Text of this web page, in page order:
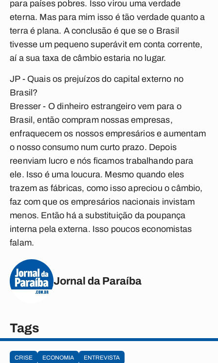
para países pobres. Isso virou uma verdade
eterna. Mas para mim isso é tão verdade quanto a
terra é plana. A conclusão é que se o Brasil
tivesse um pequeno superávit em conta corrente,
aí a sua taxa de câmbio estaria no lugar.
JP - Quais os prejuízos do capital externo no
Brasil?
Bresser- O dinheiro estrangeiro vem para o
Brasil, então compram nossas empresas,
enfraquecem os nossos empresários e aumentam
o nosso consumo num curto prazo. Depois
reenviam lucro e nós ficamos trabalhando para
ele. Isso é uma loucura. Mesmo quando eles
trazem as fábricas, como isso apreciou o câmbio,
faz com que os empresários nacionais invistam
menos. Então há a substituição da poupança
interna pela externa. Isso poucos economistas
falam.
Jornal da Paraíba
Tags
CRISE ECONOMIA ENTREVISTA